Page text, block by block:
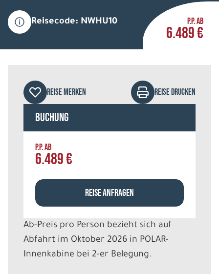
Reisecode: NWHU10 P.P. AB
6.489 €
REISE MERKEN REISE DRUCKEN
Buchung
P.P. AB
6.489 €
REISE ANFRAGEN
Ab-Preis pro Person bezieht sich auf
Abfahrt im Oktober 2026 in POLAR-
Innenkabine bei 2-er Belegung.